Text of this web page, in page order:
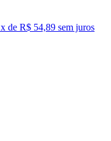
x de R$ 54,89 sem juros